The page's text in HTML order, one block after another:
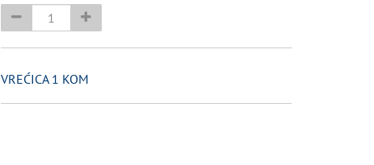
VREĆICA 1 KOM